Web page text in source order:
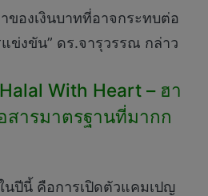
ของเงินบาทที่อาจกระทบต่อ
ข่งขัน” ดร.จารุวรรณ กล่าว
With Heart – ฮา
สารมาตรฐานที่มากก
ปีนี้ คือการเปิดตัวแคมเปญ